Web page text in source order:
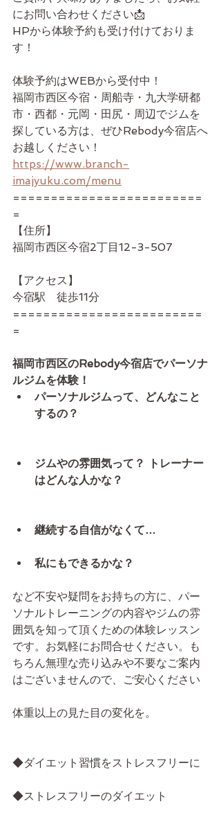
にお問い合わせください📩
HPから体験予約も受け付けておりま
す！
体験予約はWEBから受付中！
福岡市西区今宿・周船寺・九大学研都
市・西都・元岡・田尻・周辺でジムを
探している方は、ぜひRebody今宿店へ
お越しください！
https://www.branch-
imajyuku.com/menu
=========================
=
【住所】
福岡市西区今宿2丁目12-3-507
【アクセス】
今宿駅　徒歩11分
=========================
=
福岡市西区のRebody今宿店でパーソナ
ルジムを体験！
パーソナルジムって、どんなこと
するの？
ジムやの雰囲気って？ トレーナー
はどんな人かな？
継続する自信がなくて…
私にもできるかな？
など不安や疑問をお持ちの方に、パー
ソナルトレーニングの内容やジムの雰
囲気を知って頂くための体験レッスン
です。お気軽にお問合せください。も
ちろん無理な売り込みや不要なご案内
はございませんので、ご安心ください
体重以上の見た目の変化を。
◆ダイエット習慣をストレスフリーに
◆ストレスフリーのダイエット